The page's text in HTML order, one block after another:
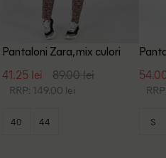
Pantaloni Zara, mix culori
41.25 lei 89.00 lei
RRP: 149.00 lei
40 44 S